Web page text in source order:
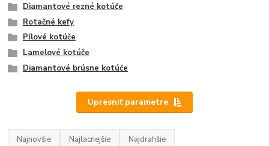
Diamantové rezné kotúče
Rotačné kefy
Pílové kotúče
Lamelové kotúče
Diamantové brúsne kotúče
Upresniť parametre
Najnovšie Najlacnejšie Najdrahšie